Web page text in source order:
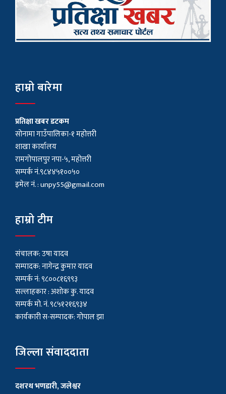
हाम्रो बारेमा
प्रतिक्षा खबर डटकम
सोनामा गाउँपालिका-१ महोत्तरी
शाखा कार्यालय
रामगोपालपुर नपा-५, महोत्तरी
सम्पर्क नं.९८४४५१००५०
इमेल नं. :unpy55@gmail.com
हाम्रो टीम
संचालक: उषा यादव
सम्पादक: नागेन्द्र कुमार यादव
सम्पर्क नं: ९८००८१६९९३
सल्लाहकार : अशाेक कु. यादव
सम्पर्क मो. नं. ९८५१२१६९३४
कार्यकारी स-सम्पादक: गोपाल झा
जिल्ला संवाददाता
दशरथ भणडारी, जलेश्वर